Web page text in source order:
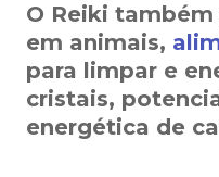
O Reiki
em animais,
para limpar e
cristais,
energética de